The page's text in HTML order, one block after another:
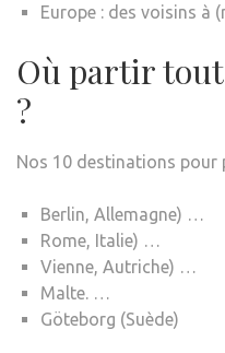
Europe : des voisins à
Où partir tout
?
Nos 10 destinations
Berlin, Allemagne) …
Rome, Italie) …
Vienne, Autriche) …
Malte. …
Göteborg (Suède)